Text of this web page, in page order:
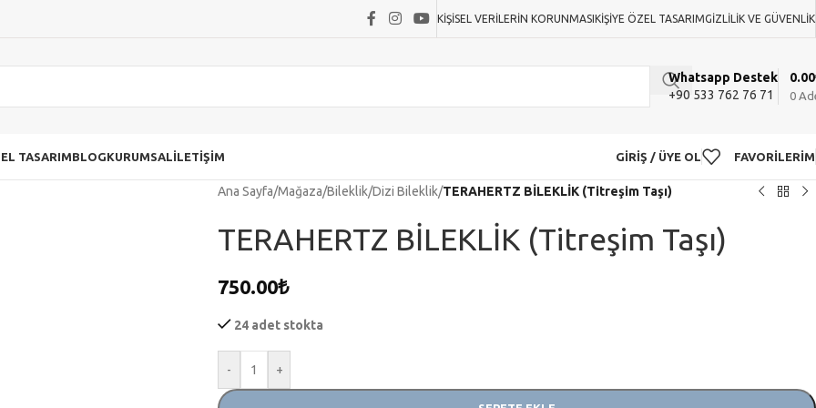
KIŞISEL VERILERIN KORUNMASIKIŞIYE ÖZEL TASARIMGIZLILIK VE GÜVENLIK
Whatsapp Destek
+90 533 762 76 71
0
0.00
TASARIMBLOGKURUMSALİLETIŞIM GIRIŞ / ÜYE OL FAVORILERIM
Ana Sayfa/Mağaza/Bileklik/Dizi Bileklik/TERAHERTZ BİLEKLİK (Titreşim Taşı)
TERAHERTZ BİLEKLİK (Titreşim Taşı)
750.00₺
24 adet stokta
- +